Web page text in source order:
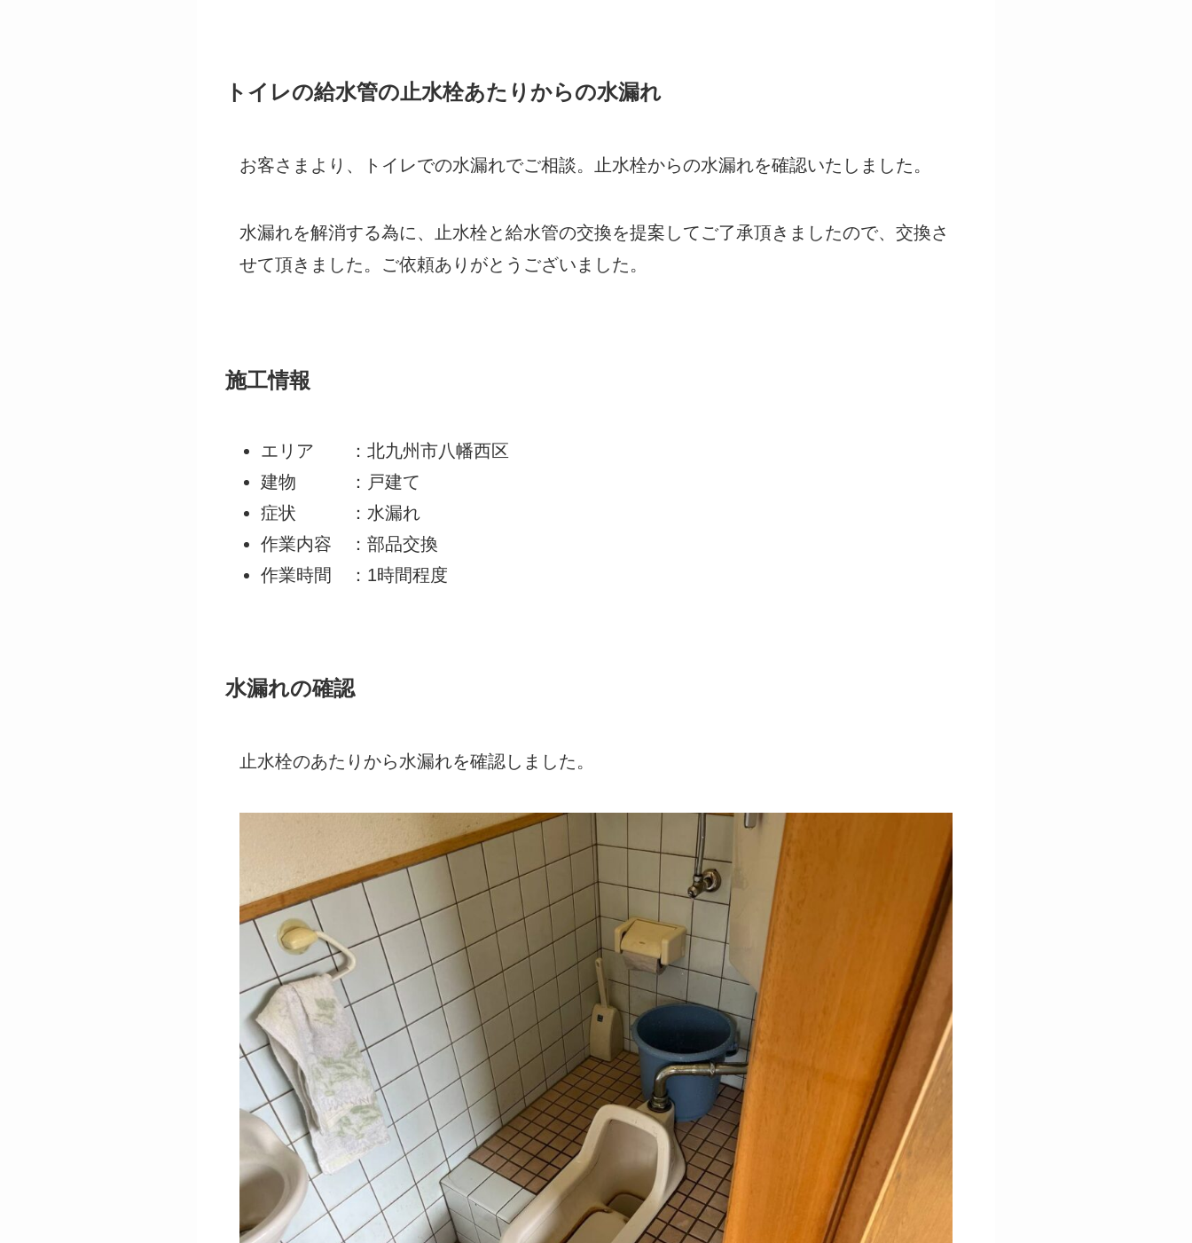
トイレの給水管の止水栓あたりからの水漏れ
お客さまより、トイレでの水漏れでご相談。止水栓からの水漏れを確認いたしました。
水漏れを解消する為に、止水栓と給水管の交換を提案してご了承頂きましたので、交換さ
せて頂きました。ご依頼ありがとうございました。
施工情報
エリア ：北九州市八幡西区
建物 ：戸建て
症状 ：水漏れ
作業内容 ：部品交換
作業時間 ：1時間程度
水漏れの確認
止水栓のあたりから水漏れを確認しました。